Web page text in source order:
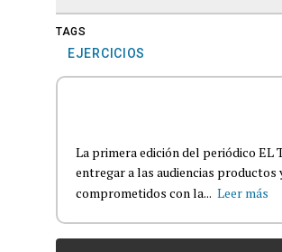
TAGS
EJERCICIOS
La primera edición del periódico EL
entregar a las audiencias
comprometidos con la... Leer más